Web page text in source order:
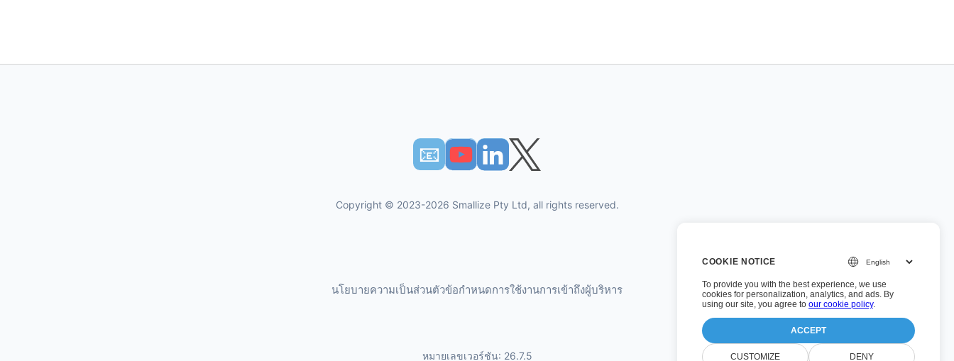
📧︎
Copyright © 2023-2026 Smallize Pty Ltd, all rights reserved.
นโยบายความเป็นส่วนตัวข้อกำหนดการใช้งานการเข้าถึงผู้บริหาร
หมายเลขเวอร์ชัน: 26.7.5
COOKIE NOTICE
To provide you with the best experience, we use
cookies for personalization, analytics, and ads. By
using our site, you agree to our cookie policy.
ACCEPT
CUSTOMIZE DENY